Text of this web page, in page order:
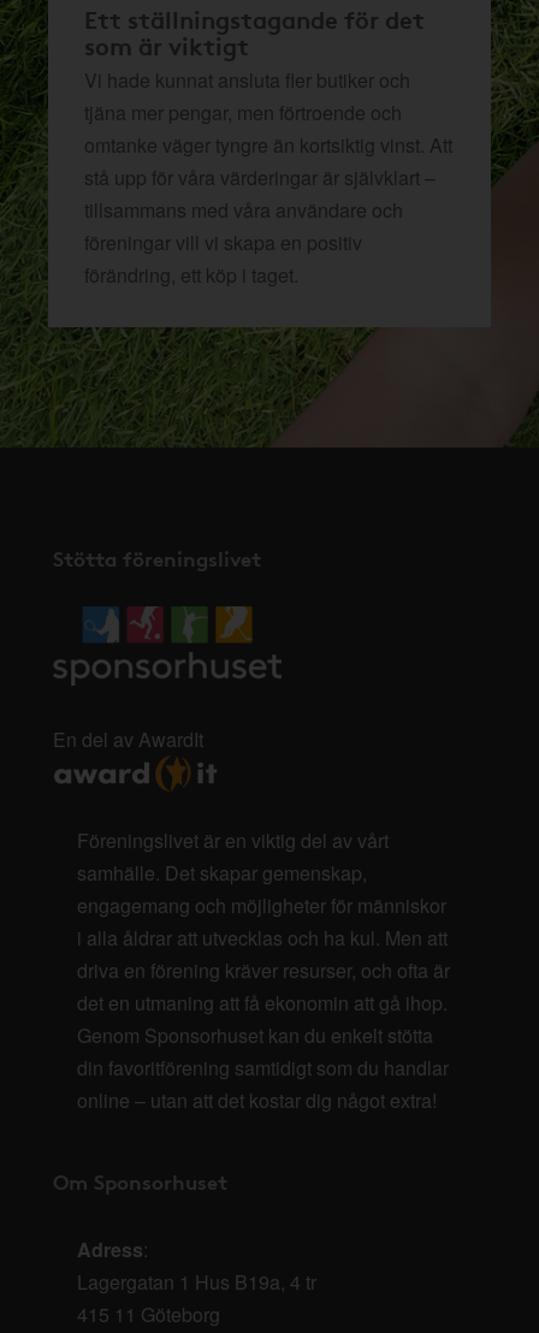
Ett ställningstagande för det
som är viktigt
Vi hade kunnat ansluta fler butiker och
tjäna mer pengar, men förtroende och
omtanke väger tyngre än kortsiktig vinst. Att
stå upp för våra värderingar är självklart –
tillsammans med våra användare och
föreningar vill vi skapa en positiv
förändring, ett köp i taget.
Stötta föreningslivet
En del av AwardIt
Föreningslivet är en viktig del av vårt
samhälle. Det skapar gemenskap,
engagemang och möjligheter för människor
i alla åldrar att utvecklas och ha kul. Men att
driva en förening kräver resurser, och ofta är
det en utmaning att få ekonomin att gå ihop.
Genom Sponsorhuset kan du enkelt stötta
din favoritförening samtidigt som du handlar
online – utan att det kostar dig något extra!
Om Sponsorhuset
Adress:
Lagergatan 1 Hus B19a, 4 tr
415 11 Göteborg